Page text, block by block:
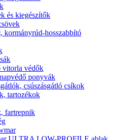
és kiegészítők
kormányrúd-hosszabbító
vitorla védők
ponyvák
csúszásgátló csíkok
tartozékok
fartrepnik